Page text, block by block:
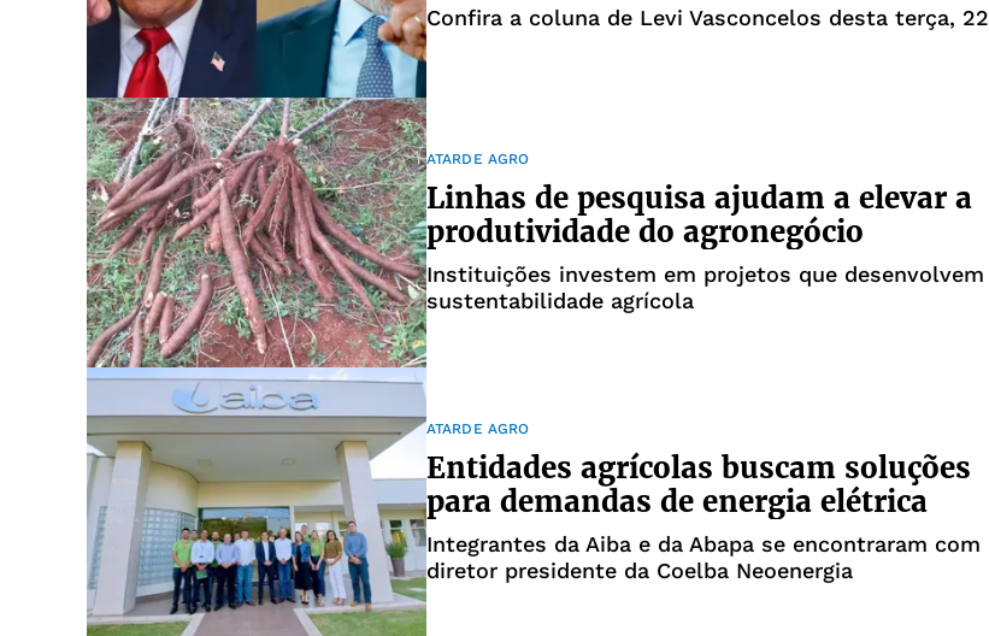
Confira a coluna de Levi Vasconcelos desta terça, 22
ATARDE AGRO
Linhas de pesquisa ajudam a elevar a
produtividade do agronegócio
Instituições investem em projetos que desenvolvem
sustentabilidade agrícola
ATARDE AGRO
Entidades agrícolas buscam soluções
para demandas de energia elétrica
Integrantes da Aiba e da Abapa se encontraram com
diretor presidente da Coelba Neoenergia